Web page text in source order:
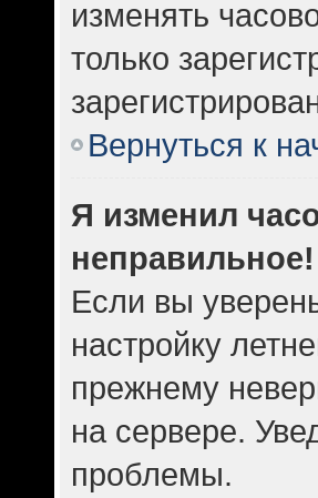
изменять
только
Вернуться к
Я изменил
неправильное!
Если вы
настройку
прежнему
на сервере.
проблемы.